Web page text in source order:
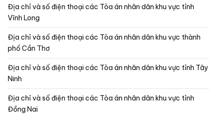
Địa chỉ và số điện thoại các Tòa án nhân dân khu vực tỉnh
Vĩnh Long
Địa chỉ và số điện thoại các Tòa án nhân dân khu vực thành
phố Cần Thơ
Địa chỉ và số điện thoại các Tòa án nhân dân khu vực tỉnh Tây
Ninh
Địa chỉ và số điện thoại các Tòa án nhân dân khu vực tỉnh
Đồng Nai